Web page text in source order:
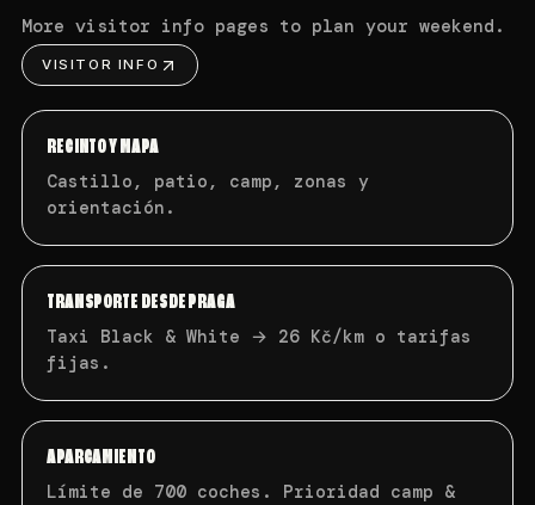
More visitor info pages to plan your weekend.
VISITOR INFO
RECINTO Y MAPA
Castillo, patio, camp, zonas y
orientación.
TRANSPORTE DESDE PRAGA
Taxi Black & White → 26 Kč/km o tarifas
fijas.
APARCAMIENTO
Límite de 700 coches. Prioridad camp &